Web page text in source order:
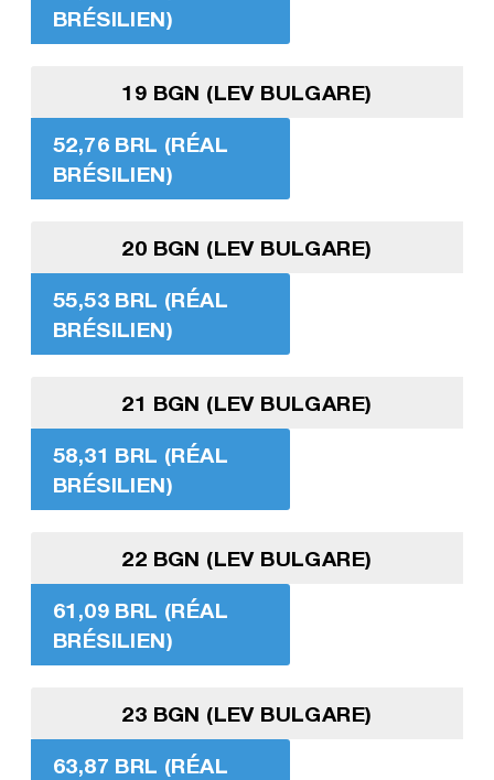
BRÉSILIEN)
19 BGN (LEV BULGARE)
52,76 BRL (RÉAL
BRÉSILIEN)
20 BGN (LEV BULGARE)
55,53 BRL (RÉAL
BRÉSILIEN)
21 BGN (LEV BULGARE)
58,31 BRL (RÉAL
BRÉSILIEN)
22 BGN (LEV BULGARE)
61,09 BRL (RÉAL
BRÉSILIEN)
23 BGN (LEV BULGARE)
63,87 BRL (RÉAL